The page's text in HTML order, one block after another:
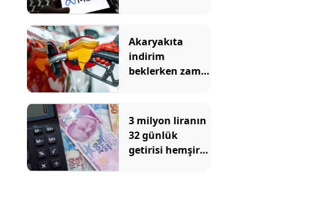
ceza
Akaryakıta
indirim
beklerken zam
3 milyon liranın
32 günlük
getirisi hemşire